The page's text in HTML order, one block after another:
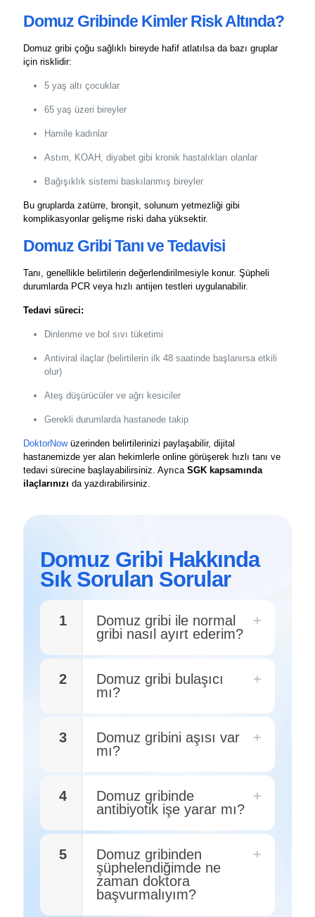
Domuz Gribinde Kimler Risk Altında?
Domuz gribi çoğu sağlıklı bireyde hafif atlatılsa da bazı gruplar
için risklidir:
5 yaş altı çocuklar
65 yaş üzeri bireyler
Hamile kadınlar
Astım, KOAH, diyabet gibi kronik hastalıkları olanlar
Bağışıklık sistemi baskılanmış bireyler
Bu gruplarda zatürre, bronşit, solunum yetmezliği gibi
komplikasyonlar gelişme riski daha yüksektir.
Domuz Gribi Tanı ve Tedavisi
Tanı, genellikle belirtilerin değerlendirilmesiyle konur. Şüpheli
durumlarda PCR veya hızlı antijen testleri uygulanabilir.
Tedavi süreci:
Dinlenme ve bol sıvı tüketimi
Antiviral ilaçlar (belirtilerin ilk 48 saatinde başlanırsa etkili
olur)
Ateş düşürücüler ve ağrı kesiciler
Gerekli durumlarda hastanede takip
DoktorNowüzerinden belirtilerinizi paylaşabilir, dijital
hastanemizde yer alan hekimlerle online görüşerek hızlı tanı ve
tedavi sürecine başlayabilirsiniz. Ayrıca SGK kapsamında
ilaçlarınızı da yazdırabilirsiniz.
Domuz Gribi Hakkında
Sık Sorulan Sorular
1
Domuz gribi ile normal
gribi nasıl ayırt ederim?
2
Domuz gribi bulaşıcı
mı?
3
Domuz gribini aşısı var
mı?
4
Domuz gribinde
antibiyotik işe yarar mı?
5
Domuz gribinden
şüphelendiğimde ne
zaman doktora
başvurmalıyım?